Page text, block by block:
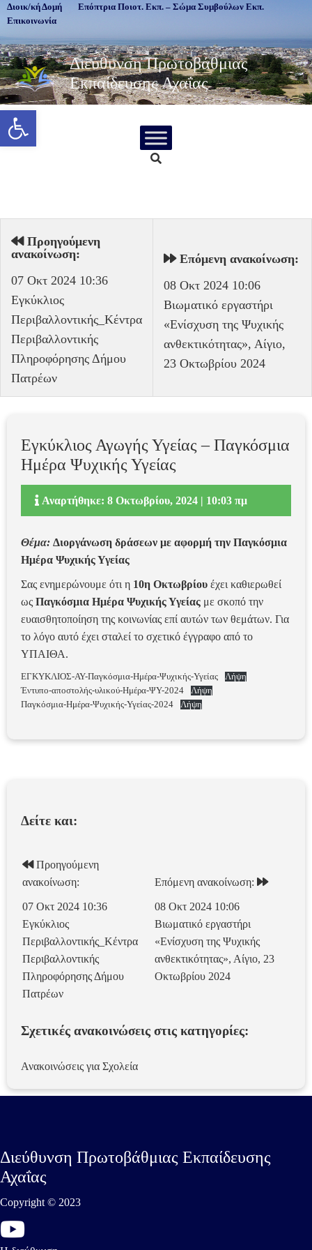
Ανοίξτε τη γραμμή εργαλείων
Διοικ/κή Δομή
Επόπτρια Ποιοτ. Εκπ. – Σώμα Συμβούλων Εκπ.
Επικοινωνία
Διεύθυνση Πρωτοβάθμιας
Εκπαίδευσης Αχαΐας
Προηγούμενη
ανακοίνωση:
07 Οκτ 2024 10:36
Εγκύκλιος
Περιβαλλοντικής_Κέντρα
Περιβαλλοντικής
Πληροφόρησης Δήμου
Πατρέων
Επόμενη ανακοίνωση:
08 Οκτ 2024 10:06
Βιωματικό εργαστήρι
«Ενίσχυση της Ψυχικής
ανθεκτικότητας», Αίγιο,
23 Οκτωβρίου 2024
Εγκύκλιος Αγωγής Υγείας – Παγκόσμια
Ημέρα Ψυχικής Υγείας
Αναρτήθηκε: 8 Οκτωβρίου, 2024 | 10:03 πμ
Θέμα: Διοργάνωση δράσεων με αφορμή την Παγκόσμια
Ημέρα Ψυχικής Υγείας
Σας ενημερώνουμε ότι η 10η Οκτωβρίου έχει καθιερωθεί
ως Παγκόσμια Ημέρα Ψυχικής Υγείας με σκοπό την
ευαισθητοποίηση της κοινωνίας επί αυτών των θεμάτων. Για
το λόγο αυτό έχει σταλεί το σχετικό έγγραφο από το
ΥΠΑΙΘΑ.
ΕΓΚΥΚΛΙΟΣ-ΑΥ-Παγκόσμια-Ημέρα-Ψυχικής-Υγείας
Λήψη
Έντυπο-αποστολής-υλικού-Ημέρα-ΨΥ-2024
Λήψη
Παγκόσμια-Ημέρα-Ψυχικής-Υγείας-2024
Λήψη
Δείτε και:
Προηγούμενη
ανακοίνωση:
07 Οκτ 2024 10:36
Εγκύκλιος
Περιβαλλοντικής_Κέντρα
Περιβαλλοντικής
Πληροφόρησης Δήμου
Πατρέων
Επόμενη ανακοίνωση:
08 Οκτ 2024 10:06
Βιωματικό εργαστήρι
«Ενίσχυση της Ψυχικής
ανθεκτικότητας», Αίγιο, 23
Οκτωβρίου 2024
Σχετικές ανακοινώσεις στις κατηγορίες:
Ανακοινώσεις για Σχολεία
Διεύθυνση Πρωτοβάθμιας Εκπαίδευσης
Αχαΐας
Copyright © 2023